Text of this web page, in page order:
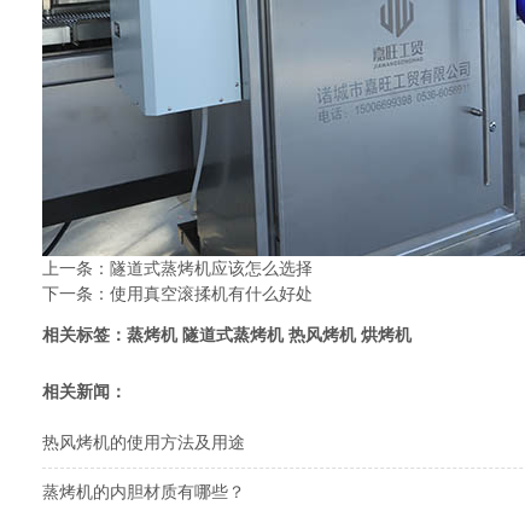
上一条： 隧道式蒸烤机应该怎么选择
下一条： 使用真空滚揉机有什么好处
相关标签： 蒸烤机 隧道式蒸烤机 热风烤机 烘烤机
相关新闻：
热风烤机的使用方法及用途
蒸烤机的内胆材质有哪些？